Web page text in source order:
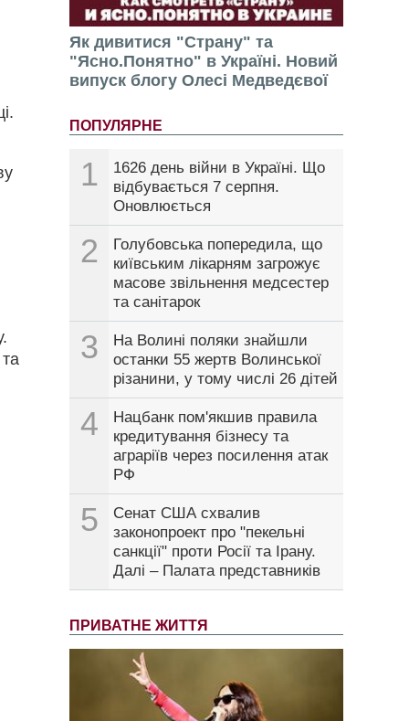
Як дивитися "Страну" та
"Ясно.Понятно" в Україні. Новий
випуск блогу Олесі Медведєвої
ПОПУЛЯРНЕ
1
1626 день війни в Україні. Що
відбувається 7 серпня.
Оновлюється
2
Голубовська попередила, що
київським лікарням загрожує
масове звільнення медсестер
та санітарок
3
На Волині поляки знайшли
останки 55 жертв Волинської
різанини, у тому числі 26 дітей
4
Нацбанк пом'якшив правила
кредитування бізнесу та
аграріїв через посилення атак
РФ
5
Сенат США схвалив
законопроект про "пекельні
санкції" проти Росії та Ірану.
Далі – Палата представників
ПРИВАТНЕ ЖИТТЯ